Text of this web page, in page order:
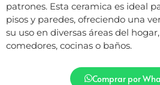
patrones. Esta ceramica es ideal
pisos y paredes, ofreciendo una
su uso en diversas áreas del
comedores, cocinas o baños.
Comprar por